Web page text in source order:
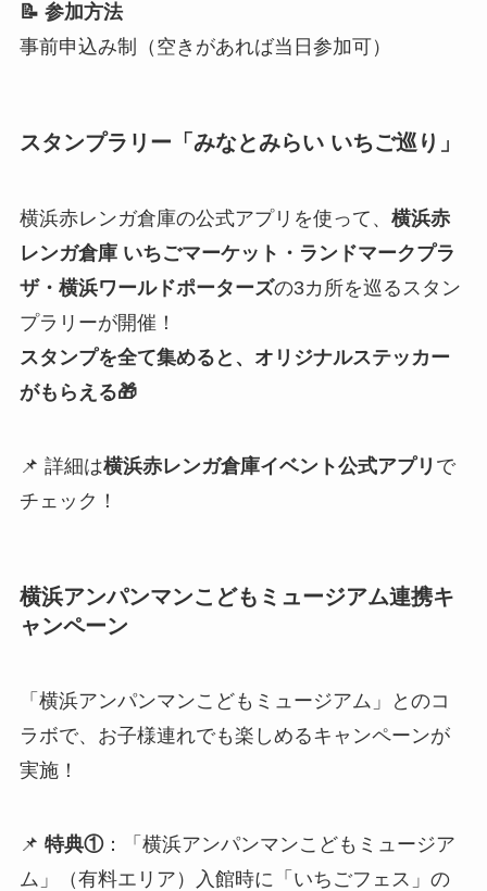
📝 参加方法
事前申込み制（空きがあれば当日参加可）
スタンプラリー「みなとみらい いちご巡り」
横浜赤レンガ倉庫の公式アプリを使って、 横浜赤
レンガ倉庫 いちごマーケット・ランドマークプラ
ザ・横浜ワールドポーターズの3カ所を巡るスタン
プラリーが開催！
スタンプを全て集めると、オリジナルステッカー
がもらえる🎁
📌 詳細は横浜赤レンガ倉庫イベント公式アプリ で
チェック！
横浜アンパンマンこどもミュージアム連携キ
ャンペーン
「横浜アンパンマンこどもミュージアム」とのコ
ラボで、お子様連れでも楽しめるキャンペーンが
実施！
📌 特典①：「横浜アンパンマンこどもミュージア
ム」（有料エリア）入館時に「いちごフェス」の